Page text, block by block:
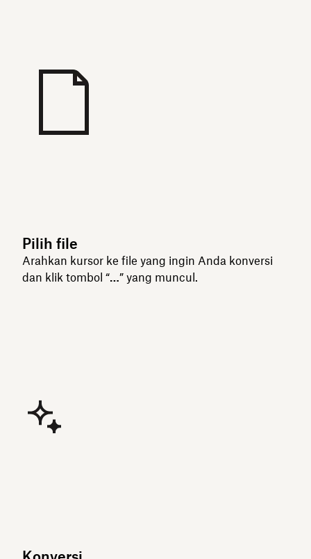
Pilih file
Arahkan kursor ke file yang ingin Anda konversi
dan klik tombol “…” yang muncul.